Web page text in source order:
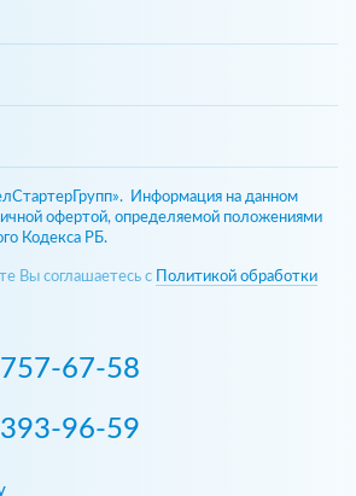
Информация на данном
офертой, определяемой положениями
Кодекса РБ.
Вы соглашаетесь с
Политикой обработки
67-58
96-59